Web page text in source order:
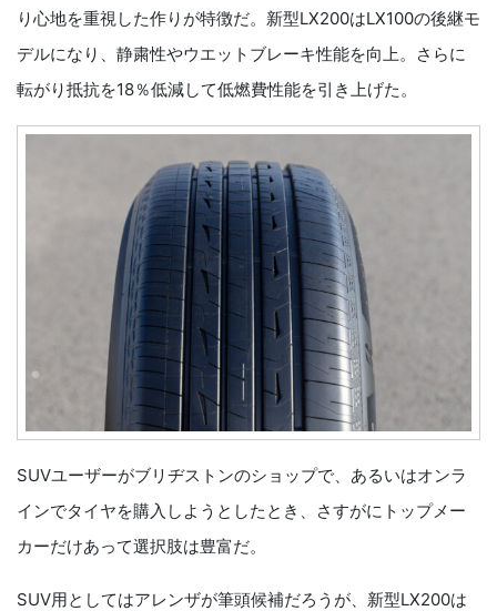
り心地を重視した作りが特徴だ。新型LX200はLX100の後継モ
デルになり、静粛性やウエットブレーキ性能を向上。さらに
転がり抵抗を18％低減して低燃費性能を引き上げた。
SUVユーザーがブリヂストンのショップで、あるいはオンラ
インでタイヤを購入しようとしたとき、さすがにトップメー
カーだけあって選択肢は豊富だ。
SUV用としてはアレンザが筆頭候補だろうが、新型LX200は